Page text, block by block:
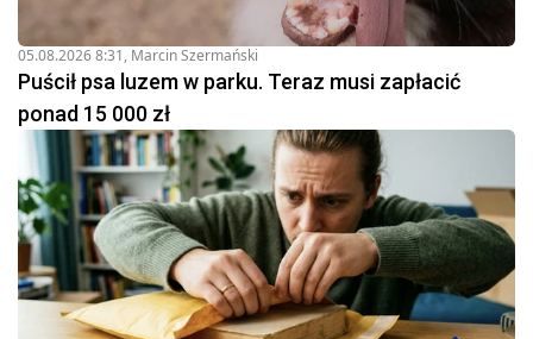
05.08.2026 8:31, Marcin Szermański
Puścił psa luzem w parku. Teraz musi zapłacić
ponad 15 000 zł